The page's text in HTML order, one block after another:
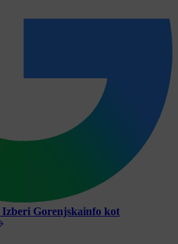
Izberi Gorenjskainfo kot